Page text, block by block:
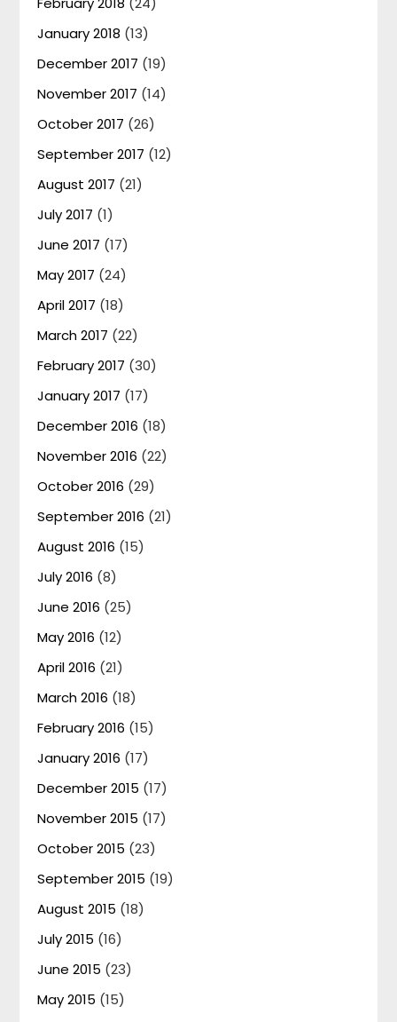
January 2018 (13)
December 2017 (19)
November 2017 (14)
October 2017 (26)
September 2017 (12)
August 2017 (21)
July 2017 (1)
June 2017 (17)
May 2017 (24)
April 2017 (18)
March 2017 (22)
February 2017 (30)
January 2017 (17)
December 2016 (18)
November 2016 (22)
October 2016 (29)
September 2016 (21)
August 2016 (15)
July 2016 (8)
June 2016 (25)
May 2016 (12)
April 2016 (21)
March 2016 (18)
February 2016 (15)
January 2016 (17)
December 2015 (17)
November 2015 (17)
October 2015 (23)
September 2015 (19)
August 2015 (18)
July 2015 (16)
June 2015 (23)
May 2015 (15)